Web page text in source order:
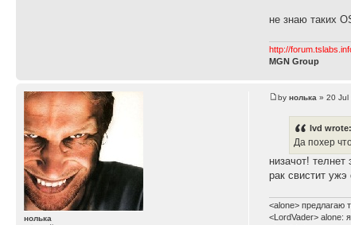
не знаю таких
http://
MGN Group
byнолька » 20 Jul
lvd wrote:
Да похер
низачот! телнет
рак свистит
<alone> предлагаю
<LordVader> alone:
нолька